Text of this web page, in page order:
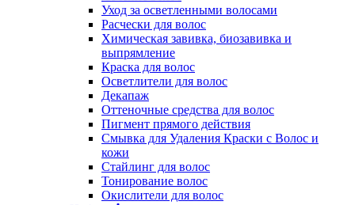
Уход за осветленными волосами
Расчески для волос
Химическая завивка, биозавивка и
выпрямление
Краска для волос
Осветлители для волос
Декапаж
Оттеночные средства для волос
Пигмент прямого действия
Смывка для Удаления Краски с Волос и
кожи
Стайлинг для волос
Тонирование волос
Окислители для волос